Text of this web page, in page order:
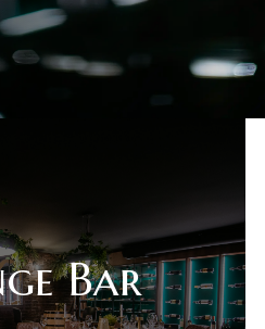
Bar